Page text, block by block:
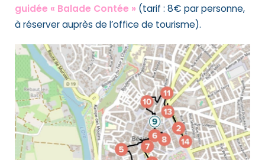
guidée « Balade Contée » (tarif : 8€ par personne,
à réserver auprès de l’office de tourisme).